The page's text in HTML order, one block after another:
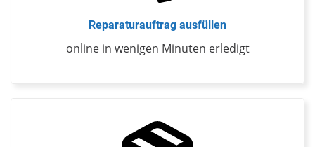
Reparaturauftrag ausfüllen
online in wenigen Minuten erledigt